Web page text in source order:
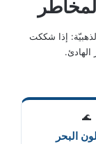
إذا شككت
🌊
البحر